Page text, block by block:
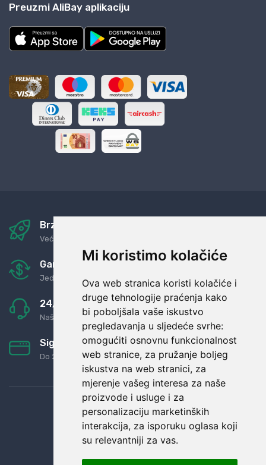
Mi koristimo kolačiće
Ova web stranica koristi kolačiće i
druge tehnologije praćenja kako
bi poboljšala vaše iskustvo
pregledavanja u sljedeće svrhe:
omogućiti osnovnu funkcionalnost
web stranice, za pružanje boljeg
iskustva na web stranici, za
mjerenje vašeg interesa za naše
proizvode i usluge i za
personalizaciju marketinških
interakcija, za isporuku oglasa koji
su relevantniji za vas.
Preuzmi AliBay aplikaciju
Brza i sigurna dostava
Već za nekoliko dana kod vas
Garancija u povrat novaca
Jednostavno pravilo: Roba za novac
24/7 odlična podrška
Naši agenti uvijek na raspolaganju
Sigurno obročno plaćanje
Do 24 rata bez kamata